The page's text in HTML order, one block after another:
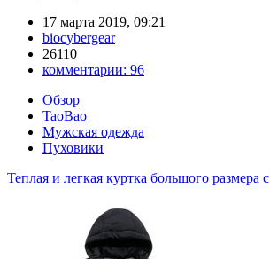
17 марта 2019, 09:21
biocybergear
26110
комментарии: 96
Обзор
TaoBao
Мужская одежда
Пуховики
Теплая и легкая куртка большого размера